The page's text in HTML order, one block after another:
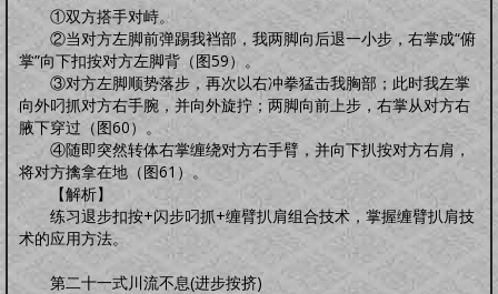
①双方搭手对峙。
②当对方左脚前弹踢我裆部，我两脚向后退一小步，右掌成“俯
掌”向下扣按对方左脚背（图59）。
③对方左脚顺势落步，再次以右冲拳猛击我胸部；此时我左掌
向外叼抓对方右手腕，并向外旋拧；两脚向前上步，右掌从对方右
腋下穿过（图60）。
④随即突然转体右掌缠绕对方右手臂，并向下扒按对方右肩，
将对方擒拿在地（图61）。
【解析】
练习退步扣按+闪步叼抓+缠臂扒肩组合技术，掌握缠臂扒肩技
术的应用方法。
第二十一式川流不息(进步按挤)